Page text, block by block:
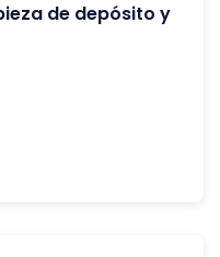
de depósito y